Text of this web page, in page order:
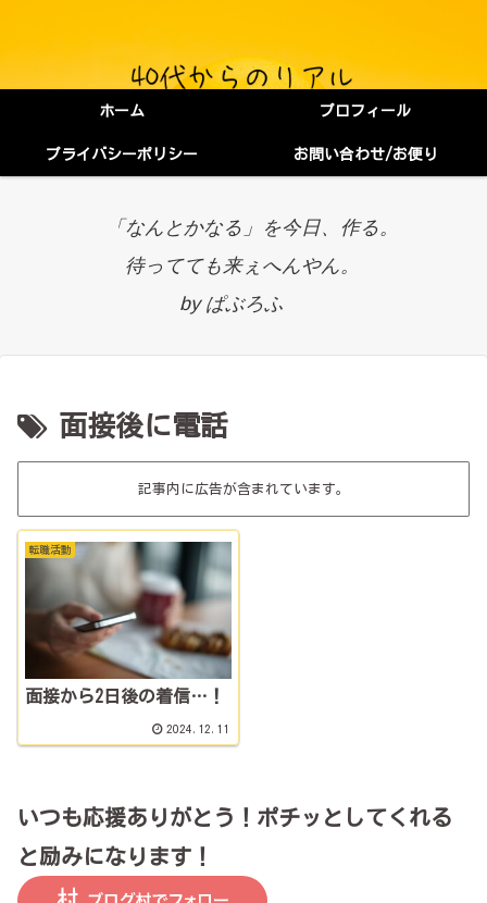
ホーム プロフィール
プライバシーポリシー お問い合わせ/お便り
「なんとかなる」を今日、作る。
待ってても来ぇへんやん。
by ぱぶろふ
面接後に電話
記事内に広告が含まれています。
転職活動
面接から2日後の着信…！
2024.12.11
いつも応援ありがとう！ポチッとしてくれる
と励みになります！